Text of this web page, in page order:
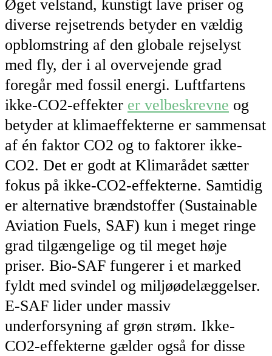
Øget velstand, kunstigt lave priser og
diverse rejsetrends betyder en vældig
opblomstring af den globale rejselyst
med fly, der i al overvejende grad
foregår med fossil energi. Luftfartens
ikke-CO2-effekter er velbeskrevne og
betyder at klimaeffekterne er sammensat
af én faktor CO2 og to faktorer ikke-
CO2. Det er godt at Klimarådet sætter
fokus på ikke-CO2-effekterne. Samtidig
er alternative brændstoffer (Sustainable
Aviation Fuels, SAF) kun i meget ringe
grad tilgængelige og til meget høje
priser. Bio-SAF fungerer i et marked
fyldt med svindel og miljøødelæggelser.
E-SAF lider under massiv
underforsyning af grøn strøm. Ikke-
CO2-effekterne gælder også for disse